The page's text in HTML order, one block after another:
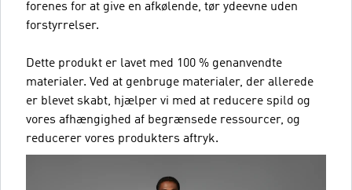
forenes for at give en afkølende, tør ydeevne uden
forstyrrelser.
Dette produkt er lavet med 100 % genanvendte
materialer. Ved at genbruge materialer, der allerede
er blevet skabt, hjælper vi med at reducere spild og
vores afhængighed af begrænsede ressourcer, og
reducerer vores produkters aftryk.